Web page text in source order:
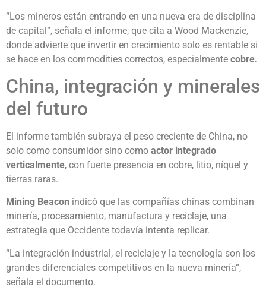
“Los mineros están entrando en una nueva era de disciplina
de capital”, señala el informe, que cita a Wood Mackenzie,
donde advierte que invertir en crecimiento solo es rentable si
se hace en los commodities correctos, especialmente cobre.
China, integración y minerales
del futuro
El informe también subraya el peso creciente de China, no
solo como consumidor sino como actor integrado
verticalmente, con fuerte presencia en cobre, litio, níquel y
tierras raras.
Mining Beacon indicó que las compañías chinas combinan
minería, procesamiento, manufactura y reciclaje, una
estrategia que Occidente todavía intenta replicar.
“La integración industrial, el reciclaje y la tecnología son los
grandes diferenciales competitivos en la nueva minería”,
señala el documento.